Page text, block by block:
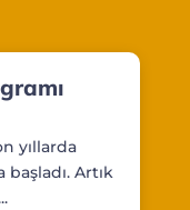
yıllarda
Artık